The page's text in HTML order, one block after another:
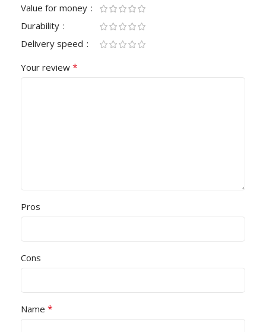
Value for money
Durability
Delivery speed
Your review *
Pros
Cons
Name *